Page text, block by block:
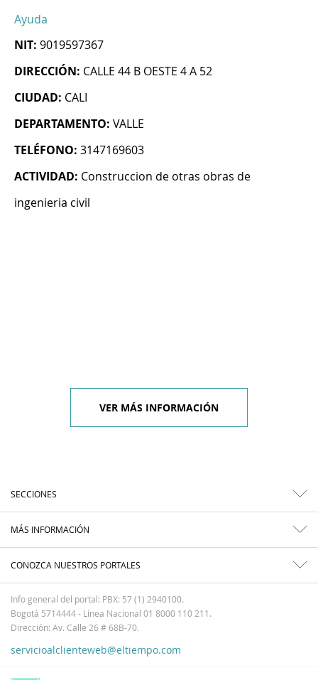
Ayuda
NIT: 9019597367
DIRECCIÓN: CALLE 44 B OESTE 4 A 52
CIUDAD: CALI
DEPARTAMENTO: VALLE
TELÉFONO: 3147169603
ACTIVIDAD: Construccion de otras obras de
ingenieria civil
VER MÁS INFORMACIÓN
SECCIONES
MÁS INFORMACIÓN
CONOZCA NUESTROS PORTALES
Info general del portal: PBX: 57 (1) 2940100.
Bogotá 5714444 - Línea Nacional 01 8000 110 211.
Dirección: Av. Calle 26 # 68B-70.
servicioalclienteweb@eltiempo.com